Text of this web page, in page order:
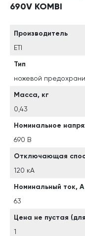
690V KOMBI
Производитель
ETI
Тип
ножевой
Масса, кг
0,43
Номинальное
690 В
Отключающая
120 кА
Номинальный ток, А
63
Цена не пустая
1